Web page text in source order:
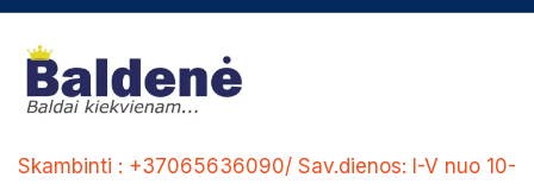
Skip
content
Skambinti : +37065636090/ Sav.dienos: I-V nuo 10-